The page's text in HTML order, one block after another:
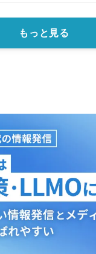
もっと見る